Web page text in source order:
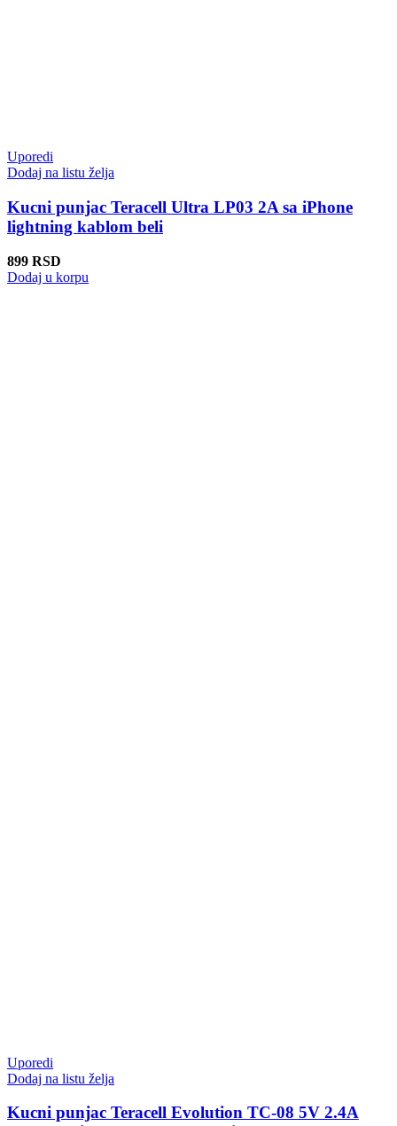
Uporedi
Dodaj na listu želja
Kucni punjac Teracell Ultra LP03 2A sa iPhone
lightning kablom beli
899 RSD
Dodaj u korpu
Uporedi
Dodaj na listu želja
Kucni punjac Teracell Evolution TC-08 5V 2.4A